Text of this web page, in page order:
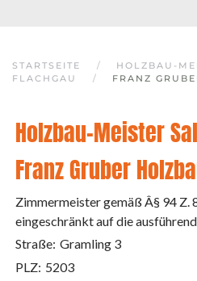
STARTSEITE
HOLZBAU-
FLACHGAU
FRANZ
Holzbau-Meister
Franz Gruber
Zimmermeister gemäß Â§ 94 Z.
eingeschränkt auf die
Straße: Gramling 3
PLZ: 5203